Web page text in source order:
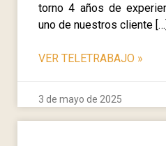
torno 4 años de
uno de nuestros cliente […]
VER TELETRABAJO »
3 de mayo de 2025